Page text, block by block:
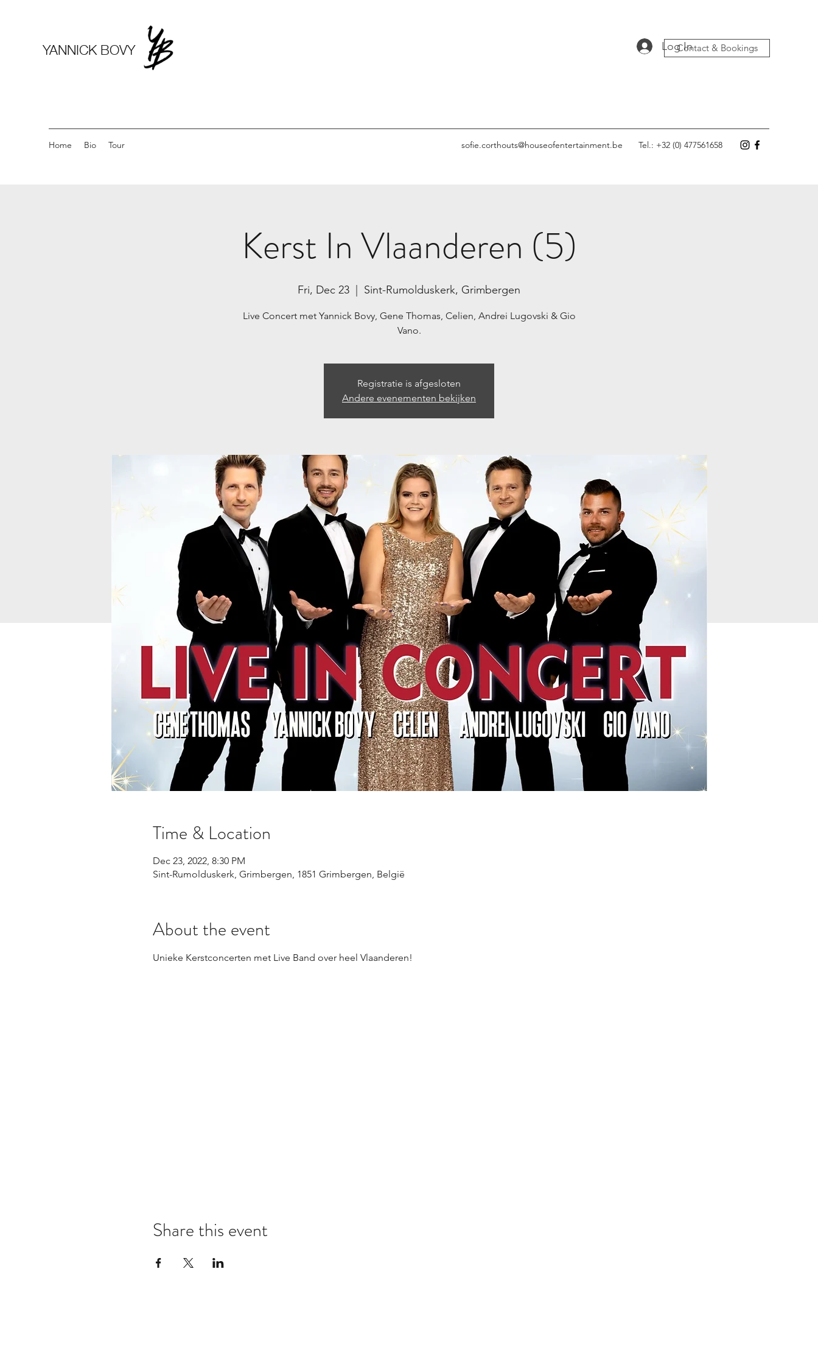
YANNICK BOVY Contact & Bookings
Log In
Home Bio Tour sofie.corthouts@houseofentertainment.be Tel.: +32 (0) 477561658
Kerst In Vlaanderen (5)
Fri, Dec 23 Sint-Rumolduskerk, Grimbergen
Live Concert met Yannick Bovy, Gene Thomas, Celien, Andrei Lugovski & Gio
Vano.
Registratie is afgesloten
Andere evenementen bekijken
Time & Location
Dec 23, 2022, 8:30 PM
Sint-Rumolduskerk, Grimbergen, 1851 Grimbergen, België
About the event
Unieke Kerstconcerten met Live Band over heel Vlaanderen!
Share this event